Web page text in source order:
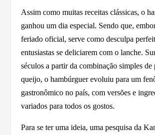
Assim como muitas receitas clássicas, o
ganhou um dia especial. Sendo que,
feriado oficial, serve como desculpa
entusiastas se deliciarem com o lanche.
séculos a partir da combinação simples de
queijo, o hambúrguer evoluiu para um
gastronômico no país, com versões e
variados para todos os gostos.
Para se ter uma ideia, uma pesquisa da